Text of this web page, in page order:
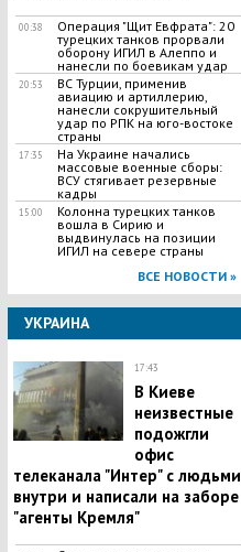
00:38
Операция "Щит Евфрата": 20
турецких танков прорвали
оборону ИГИЛ в Алеппо и
нанесли по боевикам удар
20:53
ВС Турции, применив
авиацию и артиллерию,
нанесли сокрушительный
удар по РПК на юго-востоке
страны
17:35
На Украине начались
массовые военные сборы:
ВСУ стягивает резервные
кадры
15:00
Колонна турецких танков
вошла в Сирию и
выдвинулась на позиции
ИГИЛ на севере страны
ВСЕ НОВОСТИ »
УКРАИНА
17:43
В Киеве
неизвестные
подожгли
офис
телеканала "Интер" с людьми
внутри и написали на заборе
"агенты Кремля"